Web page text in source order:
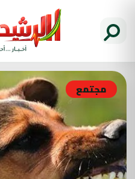
مجتمع